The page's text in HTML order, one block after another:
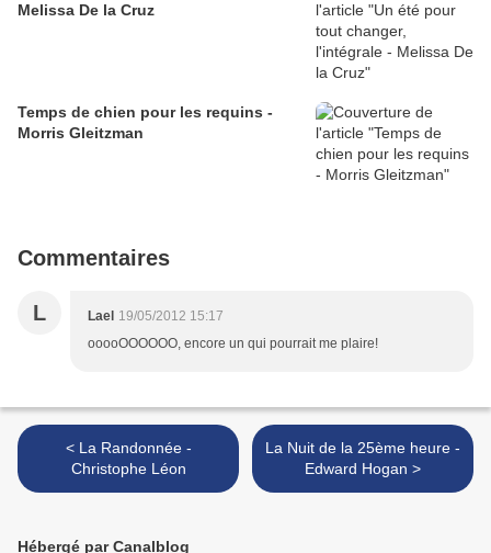
Melissa De la Cruz
Temps de chien pour les requins -
Morris Gleitzman
Commentaires
L Lael 19/05/2012 15:17
ooooOOOOOO, encore un qui pourrait me plaire!
< La Randonnée -
Christophe Léon
La Nuit de la 25ème heure -
Edward Hogan >
Hébergé par Canalblog